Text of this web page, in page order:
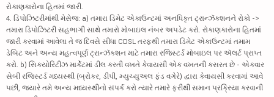
રોકાણકારોના હિતમાં જારી.
4. ડિપોઝિટરીમાંથી મેસેજ: a) તમારા ડિમેટ એકાઉન્ટમાં અનધિકૃત ટ્રાન્ઝૅક્શનને રોકો ->
તમારા ડિપોઝિટરી સહભાગી સાથે તમારો મોબાઇલ નંબર અપડેટ કરો. રોકાણકારોના હિતમાં
જારી કરવામાં આવેલા તે જ દિવસે સીધા CDSL તરફથી તમારા ડિમેટ એકાઉન્ટમાં તમામ
ડેબિટ અને અન્ય મહત્વપૂર્ણ ટ્રાન્ઝૅક્શન માટે તમારા રજિસ્ટર્ડ મોબાઇલ પર ઍલર્ટ પ્રાપ્ત
કરો. b) સિક્યોરિટીઝ માર્કેટમાં ડીલ કરતી વખતે કેવાયસી એક વખતની કસરત છે - એકવાર
સેબી રજિસ્ટર્ડ મધ્યસ્થી (બ્રોકર, ડીપી, મ્યુચ્યુઅલ ફંડ વગેરે) દ્વારા કેવાયસી કરવામાં આવે
પછી, જ્યારે તમે અન્ય મધ્યસ્થીનો સંપર્ક કરો ત્યારે તમારે ફરીથી સમાન પ્રક્રિયા કરવાની